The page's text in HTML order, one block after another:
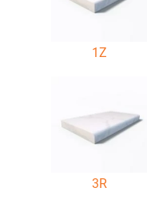
1Z
3R